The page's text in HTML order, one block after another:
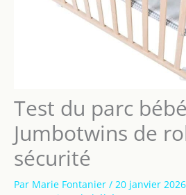
Test du parc bébé
Jumbotwins de
sécurité
Par Marie Fontanier / 20 janvier 2026